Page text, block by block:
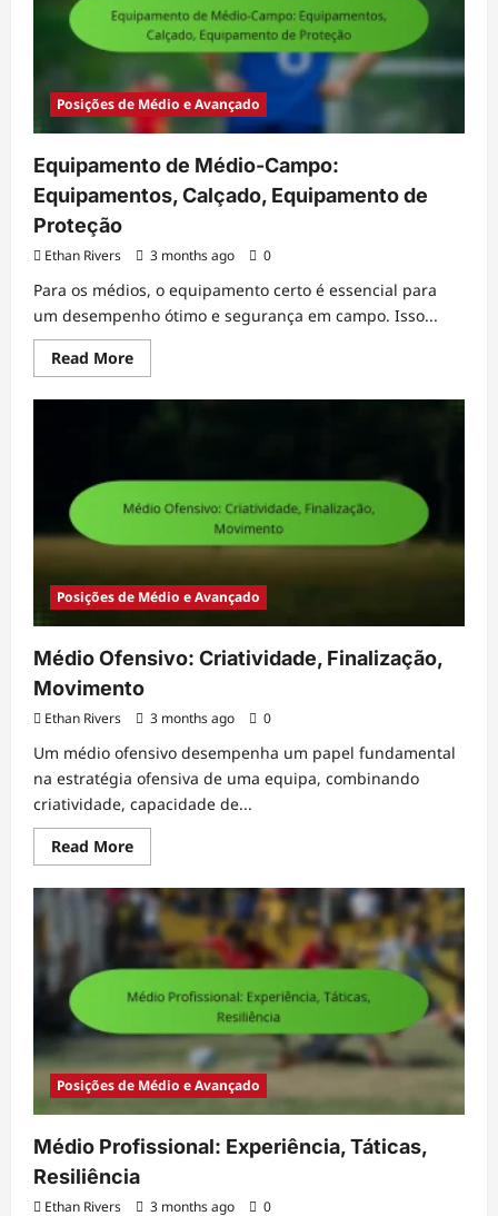
Comparações
Posições de Médio e Avançado
Equipamento de Médio-Campo:
Equipamentos, Calçado, Equipamento de
Proteção
Ethan Rivers 3 months ago 0
Para os médios, o equipamento certo é essencial para
um desempenho ótimo e segurança em campo. Isso...
Read MoreRead
more
Equipamento
Calçado,
de
Posições de Médio e Avançado
Médio Ofensivo: Criatividade, Finalização,
Movimento
Ethan Rivers 3 months ago 0
Um médio ofensivo desempenha um papel fundamental
na estratégia ofensiva de uma equipa, combinando
criatividade, capacidade de...
Read MoreRead
more
Médio
Ofensivo:
Criatividade,
Finalização,
Movimento
Posições de Médio e Avançado
Médio Profissional: Experiência, Táticas,
Resiliência
Ethan Rivers 3 months ago 0